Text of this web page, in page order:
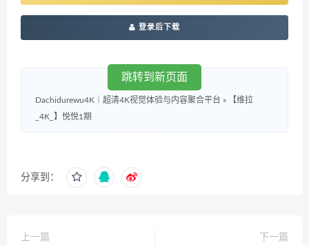
登录后下载
Dachidurewu4K｜超清4K视觉体验与内容聚合平台 »
【维拉
_4K_】悦悦1期
分享到：
上一篇 下一篇
跳转到新页面